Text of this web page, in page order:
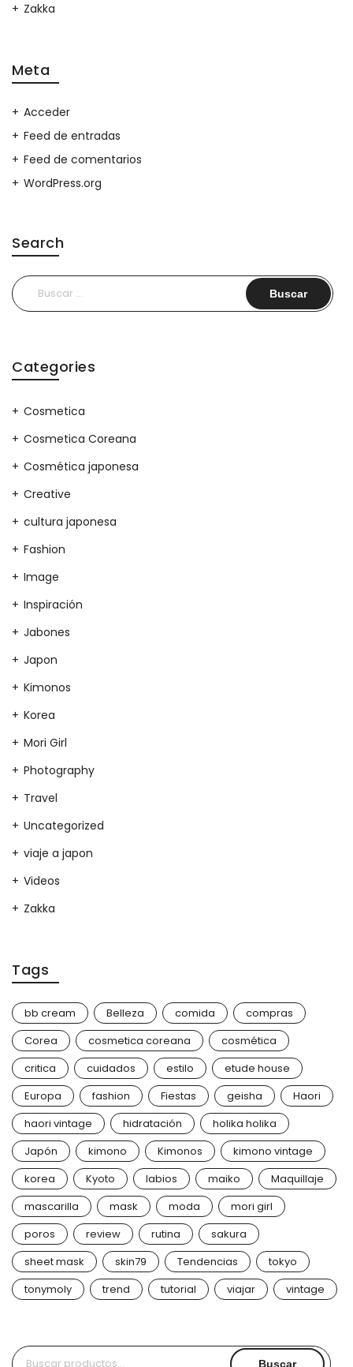
Zakka
Meta
Acceder
Feed de entradas
Feed de comentarios
WordPress.org
Search
Buscar:
Categories
Cosmetica
Cosmetica Coreana
Cosmética japonesa
Creative
cultura japonesa
Fashion
Image
Inspiración
Jabones
Japon
Kimonos
Korea
Mori Girl
Photography
Travel
Uncategorized
viaje a japon
Videos
Zakka
Tags
bb cream Belleza comida
compras
Corea
cosmetica coreana
cosmética
critica
cuidados estilo
etude house
Europa
fashion Fiestas geisha
Haori
haori vintage
hidratación
holika holika
Japón
kimono Kimonos
kimono vintage
korea
Kyoto labios maiko
Maquillaje
mascarilla
mask moda
mori girl
poros
review rutina
sakura
sheet mask
skin79 Tendencias
tokyo
tonymoly
trend tutorial viajar vintage
BuscarBuscar